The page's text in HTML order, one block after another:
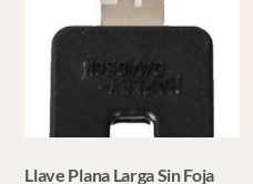
Llave Plana Larga Sin Foja